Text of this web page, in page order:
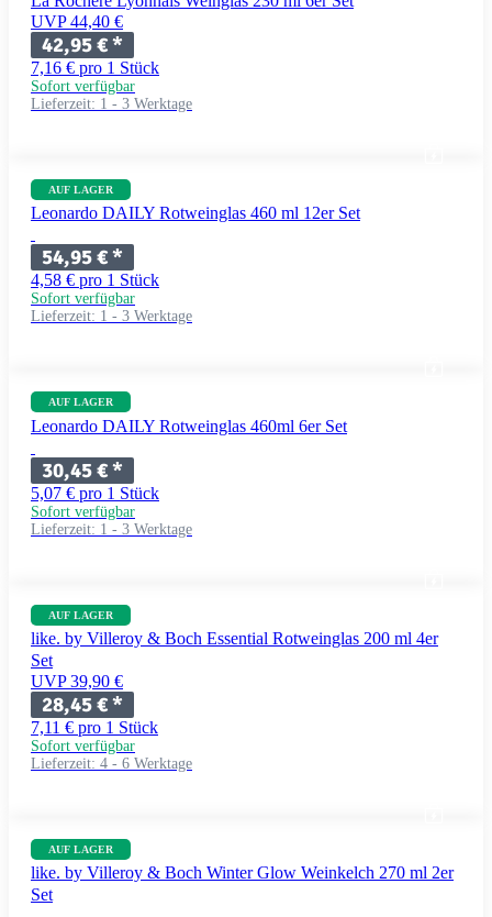
UVP 44,40 €
42,95 €*
7,16 € pro 1 Stück
Sofort verfügbar
Lieferzeit: 1 - 3 Werktage
AUF LAGER
Leonardo DAILY Rotweinglas 460 ml 12er Set
54,95 €*
4,58 € pro 1 Stück
Sofort verfügbar
Lieferzeit: 1 - 3 Werktage
AUF LAGER
Leonardo DAILY Rotweinglas 460ml 6er Set
30,45 €*
5,07 € pro 1 Stück
Sofort verfügbar
Lieferzeit: 1 - 3 Werktage
AUF LAGER
like. by Villeroy & Boch Essential Rotweinglas 200 ml 4er
Set
UVP 39,90 €
28,45 €*
7,11 € pro 1 Stück
Sofort verfügbar
Lieferzeit: 4 - 6 Werktage
AUF LAGER
like. by Villeroy & Boch Winter Glow Weinkelch 270 ml 2er
Set